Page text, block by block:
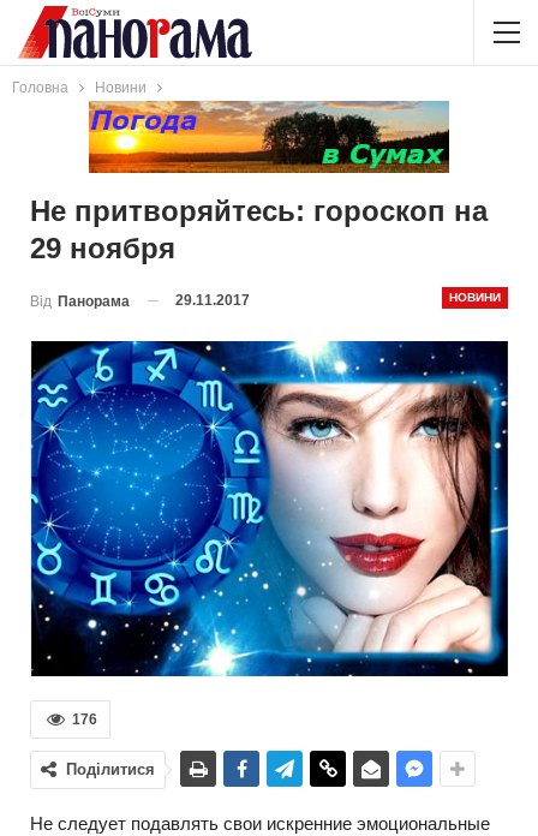
Головна Новини
Не притворяйтесь: гороскоп на
29 ноября
НОВИНИ
Від Панорама 29.11.2017
176
Поділитися
Не следует подавлять свои искренние эмоциональные